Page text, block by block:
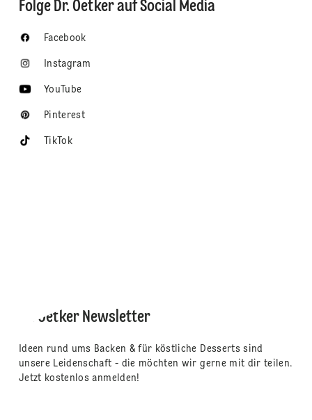
Folge Dr. Oetker auf Social Media
Facebook
Instagram
YouTube
Pinterest
TikTok
Dr. Oetker Newsletter
Ideen rund ums Backen & für köstliche Desserts sind
unsere Leidenschaft - die möchten wir gerne mit dir teilen.
Jetzt kostenlos anmelden!